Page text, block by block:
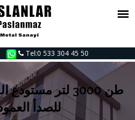
Tel:0 533 304 45 50
للصدأ